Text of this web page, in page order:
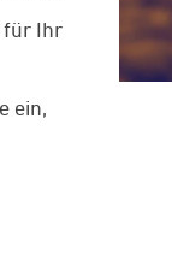
für Ihr
ein,